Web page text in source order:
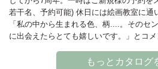
若干名、予約可能) 休日には絵画教室に通
「私の中から生まれる色、柄....。そのセ
に出会えたらとても嬉しいです。」とコメ
もっとカタログ